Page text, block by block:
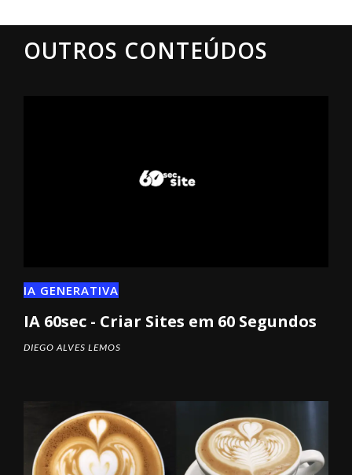
OUTROS CONTEÚDOS
IA GENERATIVA
IA 60sec - Criar Sites em 60 Segundos
DIEGO ALVES LEMOS